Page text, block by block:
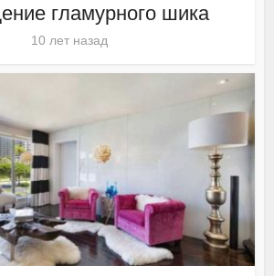
гламурного шика
10 лет назад